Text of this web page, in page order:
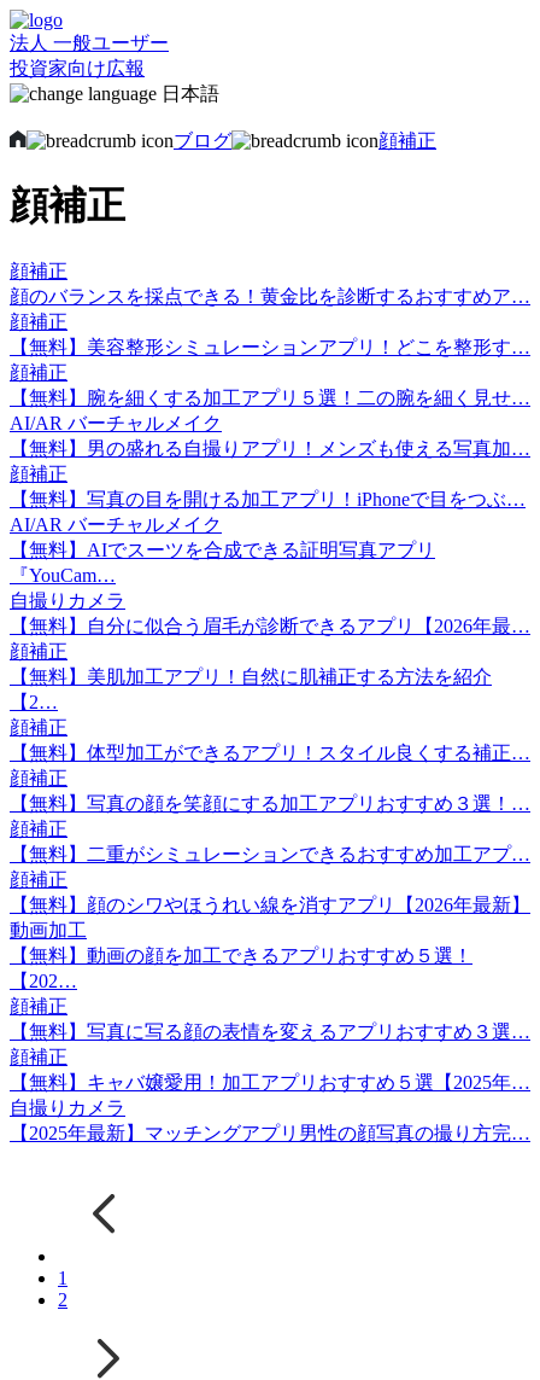
法人 一般ユーザー
投資家向け広報
日本語
ブログ 顔補正
顔補正
顔補正
顔のバランスを採点できる！黄金比を診断するおすすめア…
顔補正
【無料】美容整形シミュレーションアプリ！どこを整形す…
顔補正
【無料】腕を細くする加工アプリ５選！二の腕を細く見せ…
AI/AR バーチャルメイク
【無料】男の盛れる自撮りアプリ！メンズも使える写真加…
顔補正
【無料】写真の目を開ける加工アプリ！iPhoneで目をつぶ…
AI/AR バーチャルメイク
【無料】AIでスーツを合成できる証明写真アプリ
『YouCam…
自撮りカメラ
【無料】自分に似合う眉毛が診断できるアプリ【2026年最…
顔補正
【無料】美肌加工アプリ！自然に肌補正する方法を紹介
【2…
顔補正
【無料】体型加工ができるアプリ！スタイル良くする補正…
顔補正
【無料】写真の顔を笑顔にする加工アプリおすすめ３選！…
顔補正
【無料】二重がシミュレーションできるおすすめ加工アプ…
顔補正
【無料】顔のシワやほうれい線を消すアプリ【2026年最新】
動画加工
【無料】動画の顔を加工できるアプリおすすめ５選！
【202…
顔補正
【無料】写真に写る顔の表情を変えるアプリおすすめ３選…
顔補正
【無料】キャバ嬢愛用！加工アプリおすすめ５選【2025年…
自撮りカメラ
【2025年最新】マッチングアプリ男性の顔写真の撮り方完…
1
2